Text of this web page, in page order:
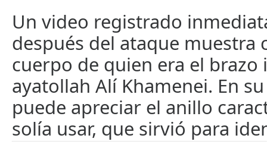
Un video registrado
después del ataque muestra
cuerpo de quien era el brazo
ayatollah Alí Khamenei. En
puede apreciar el anillo
solía usar, que sirvió para